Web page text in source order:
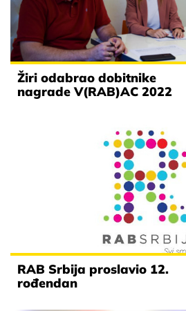
Žiri odabrao dobitnike
nagrade V(RAB)AC 2022
RAB Srbija proslavio 12.
rođendan